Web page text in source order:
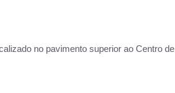
no pavimento superior ao Centro de